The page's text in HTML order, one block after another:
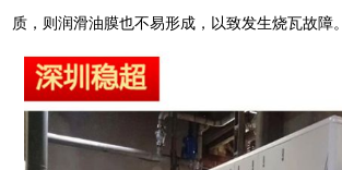
质，则润滑油膜也不易形成，以致发生烧瓦故障。